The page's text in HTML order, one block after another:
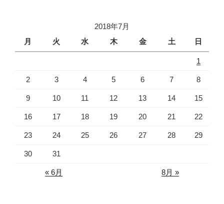
2018年7月
月
火 水 木 金 土 日
1
2 3 4 5 6 7 8
9 10 11 12 13 14 15
16 17 18 19 20 21 22
23 24 25 26 27 28 29
30 31
« 6月 8月 »